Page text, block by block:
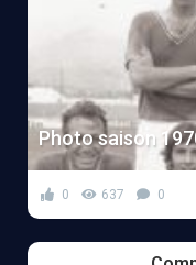
Photo saison
0 637 0